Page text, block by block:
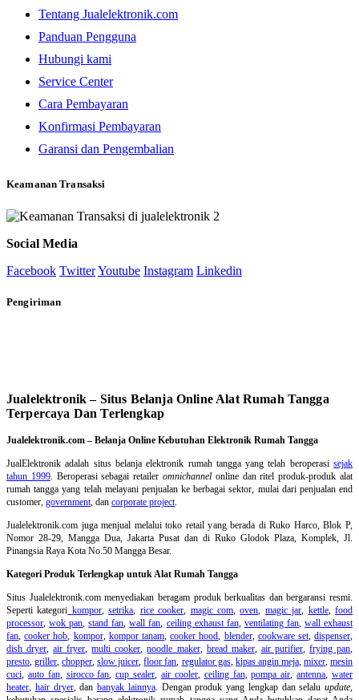
Tentang Jualelektronik.com
Panduan Pengguna
Hubungi kami
Service Center
Cara Pembayaran
Konfirmasi Pembayaran
Garansi dan Pengembalian
Keamanan Transaksi
Social Media
Facebook TwitterYoutube Instagram Linkedin
Pengiriman
Jualelektronik – Situs Belanja Online Alat Rumah Tangga
Terpercaya Dan Terlengkap
Jualelektronik.com – Belanja Online Kebutuhan Elektronik Rumah Tangga
JualElektronik adalah situs belanja elektronik rumah tanggayang telah beroperasisejak
tahun 1999. Beroperasi sebagai retaileromnichannel online dan ritel produk-produk alat
rumah tangga yang telah melayani penjualan ke berbagai sektor, mulai dari penjualan end
customer, government, dan corporate project.
Jualelektronik.com juga menjual melalui toko retail yang berada di Ruko Harco, Blok P,
Nomor 28-29, Mangga Dua, Jakarta Pusat dan di Ruko Glodok Plaza, Komplek, Jl.
Pinangsia Raya Kota No.50 Mangga Besar.
Kategori Produk Terlengkap untuk Alat Rumah Tangga
Situs Jualelektronik.com menyediakan beragam produk berkualitas dan bergaransi resmi.
Seperti kategori kompor,setrika, rice cooker, magic com,oven, magic jar, kettle,food
processor,wok pan,stand fan,wall fan, ceiling exhaust fan, ventilating fan, wall exhaust
fan,cooker hob, kompor, kompor tanam,cooker hood, blender, cookware set,dispenser,
dish dryer,air fryer,multi cooker,noodle maker, bread maker, air purifier, frying pan,
presto,griller,chopper,slow juicer,floor fan, regulator gas, kipas angin meja, mixer,mesin
cuci, auto fan, sirocco fan,cup sealer,air cooler, ceiling fan,pompa air,antenna,water
heater, hair dryer, dan banyak lainnya. Dengan produk yang lengkap dan selalu update,